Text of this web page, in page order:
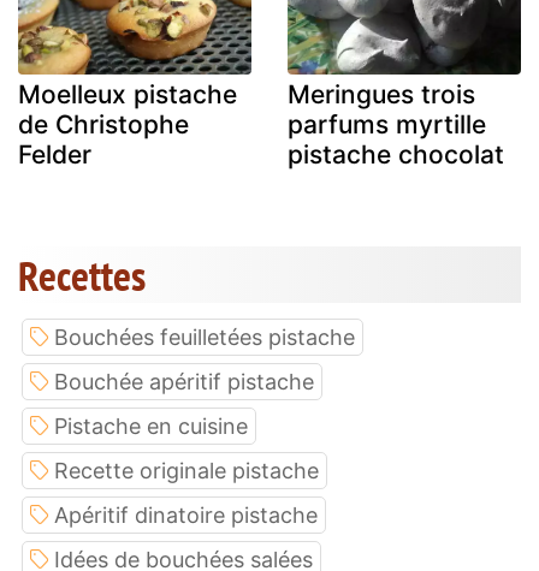
Moelleux pistache
de Christophe
Felder
Meringues trois
parfums myrtille
pistache chocolat
Recettes
Bouchées feuilletées pistache
Bouchée apéritif pistache
Pistache en cuisine
Recette originale pistache
Apéritif dinatoire pistache
Idées de bouchées salées